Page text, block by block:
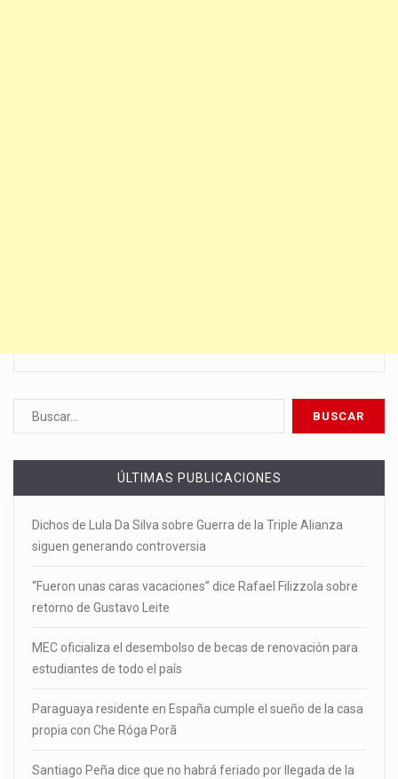
ÚLTIMAS PUBLICACIONES
Dichos de Lula Da Silva sobre Guerra de la Triple Alianza
siguen generando controversia
“Fueron unas caras vacaciones” dice Rafael Filizzola sobre
retorno de Gustavo Leite
MEC oficializa el desembolso de becas de renovación para
estudiantes de todo el país
Paraguaya residente en España cumple el sueño de la casa
propia con Che Róga Porã
Santiago Peña dice que no habrá feriado por llegada de la